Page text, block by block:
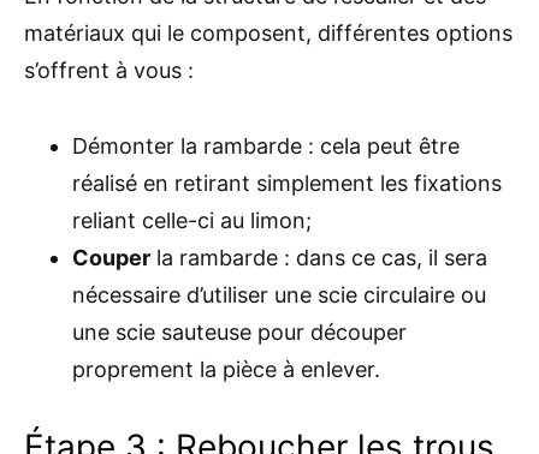
matériaux qui le composent, différentes options
s’offrent à vous :
Démonter la rambarde : cela peut être
réalisé en retirant simplement les fixations
reliant celle-ci au limon;
Couper la rambarde : dans ce cas, il sera
nécessaire d’utiliser une scie circulaire ou
une scie sauteuse pour découper
proprement la pièce à enlever.